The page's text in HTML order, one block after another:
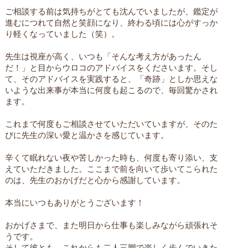
ご相談する前は気持ちがとても沈んでいましたが、鑑定が
進むにつれて自然と笑顔になり、終わる頃には心がすっか
り軽くなっていました（笑）。
先生は視座が高く、いつも「そんな考え方があったん
だ！」と目からウロコのアドバイスをくださいます。そし
て、そのアドバイスを実践すると、「奇跡」としか思えな
いような出来事が本当に何度も起こるので、毎回驚かされ
ます。
これまで何度もご相談させていただいていますが、そのた
びに先生の深い愛と温かさを感じています。
辛くて眠れない夜や苦しかった時も、何度も寄り添い、支
えていただきました。ここまで前を向いて歩いてこられた
のは、先生のおかげだと心から感謝しています。
本当にいつもありがとうございます！
おかげさまで、また明日から仕事も楽しみながら頑張れそ
うです。